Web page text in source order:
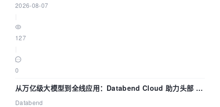
2026-08-07
127
0
从万亿级大模型到全线应用：Databend Cloud 助力头部 AI
企业构建全链路 Trace 数据管道
Databend